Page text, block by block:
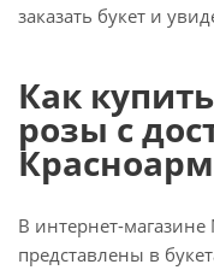
заказать букет и
Как
розы с
В интернет-
представлены в